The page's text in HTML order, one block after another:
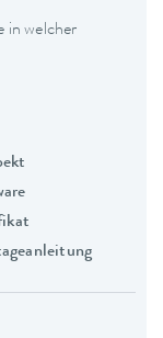
in welcher